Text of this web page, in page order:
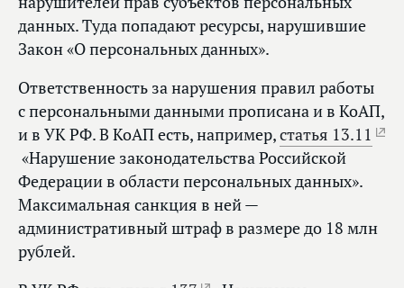
данных. Туда попадают ресурсы, нарушившие
Закон «О персональных данных».
Ответственность за нарушения правил работы
с персональными данными прописана и в КоАП,
и в УК РФ. В КоАП есть, например,статья 13.11
«Нарушение законодательства Российской
Федерации в области персональных данных».
Максимальная санкция в ней —
административный штраф в размере до 18 млн
рублей.